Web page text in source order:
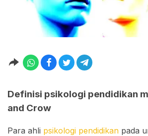
Definisi psikologi pendidikan
and Crow
Para ahli psikologi pendidikan pada